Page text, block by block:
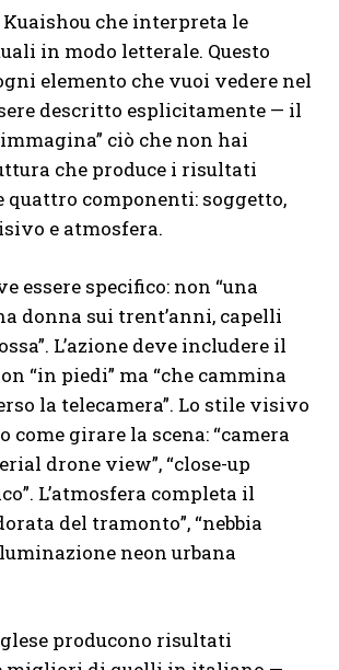
che interpreta le
in modo letterale. Questo
elemento che vuoi vedere nel
descritto esplicitamente — il
ciò che non hai
che produce i risultati
quattro componenti: soggetto,
e atmosfera.
essere specifico: non “una
donna sui trent’anni, capelli
L’azione deve includere il
“in piedi” ma “che cammina
la telecamera”. Lo stile visivo
come girare la scena: “camera
drone view”, “close-up
L’atmosfera completa il
del tramonto”, “nebbia
neon urbana
producono risultati